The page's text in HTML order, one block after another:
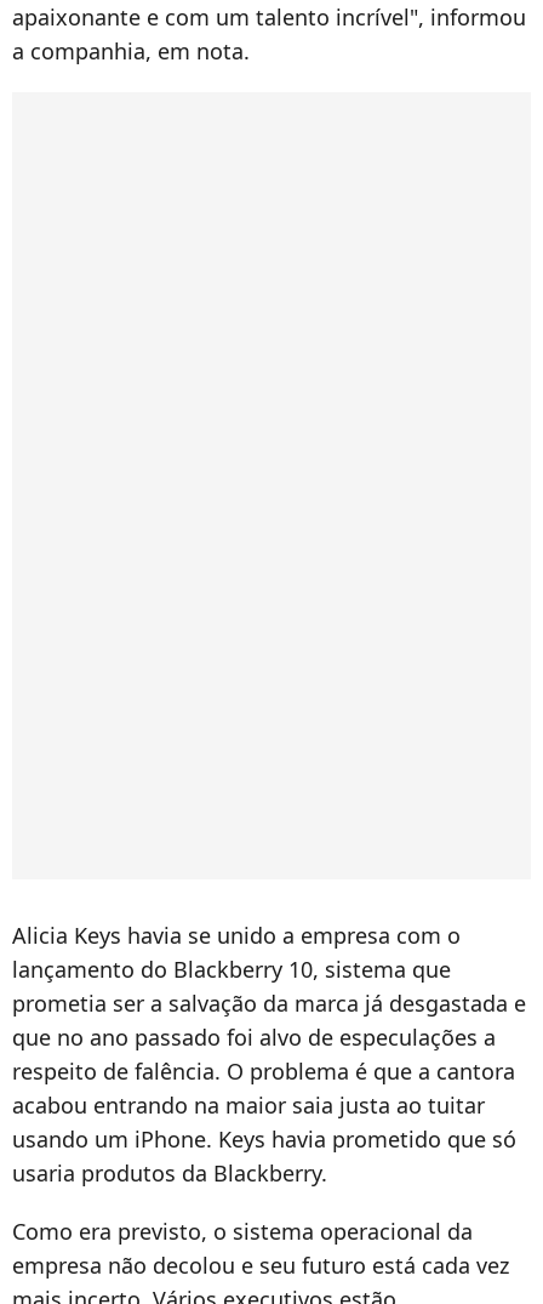
apaixonante e com um talento incrível", informou
a companhia, em nota.
Alicia Keys havia se unido a empresa com o
lançamento do Blackberry 10, sistema que
prometia ser a salvação da marca já desgastada e
que no ano passado foi alvo de especulações a
respeito de falência. O problema é que a cantora
acabou entrando na maior saia justa ao tuitar
usando um iPhone. Keys havia prometido que só
usaria produtos da Blackberry.
Como era previsto, o sistema operacional da
empresa não decolou e seu futuro está cada vez